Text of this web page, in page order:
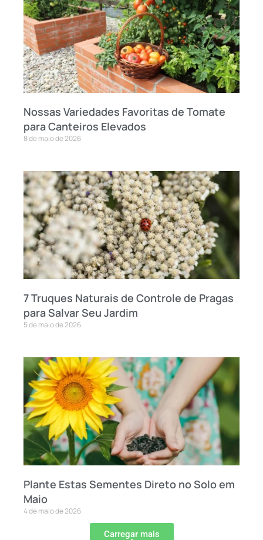
Nossas Variedades Favoritas de Tomate
para Canteiros Elevados
8 de maio de 2026
7 Truques Naturais de Controle de Pragas
para Salvar Seu Jardim
5 de maio de 2026
Plante Estas Sementes Direto no Solo em
Maio
4 de maio de 2026
Carregar mais